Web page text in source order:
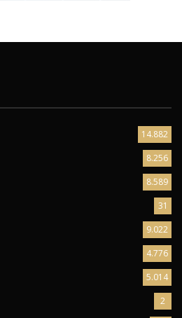
14.882
8.256
8.589
31
9.022
4.776
5.014
2